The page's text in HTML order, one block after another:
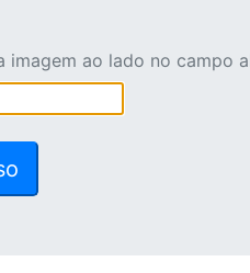
imagem ao lado no campo